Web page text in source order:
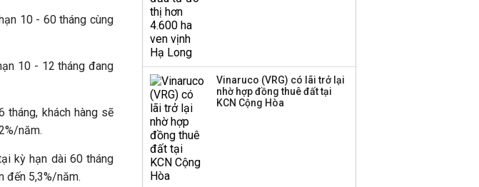
10 - 60 tháng cùng
10 - 12 tháng đang
khách hàng sẽ
năm.
kỳ hạn dài 60 tháng
đến 5,3%/năm.
hàng
Dự án Sheraton Phú
Vinaruco (VRG) có lãi trở lại
nhờ hợp đồng thuê đất tại
KCN Cộng Hòa